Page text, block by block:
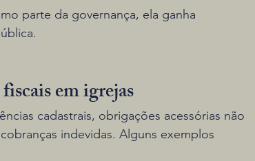
parte da governança, ela ganha
em igrejas
cadastrais, obrigações acessórias não
indevidas. Alguns exemplos